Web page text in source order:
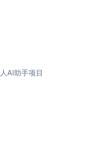
AI助手项目